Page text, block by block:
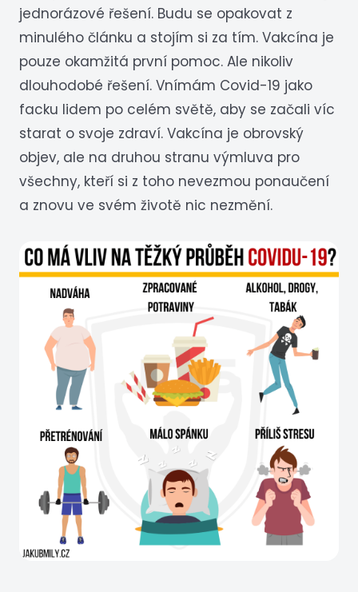
jednorázové řešení. Budu se opakovat z
minulého článku a stojím si za tím. Vakcína je
pouze okamžitá první pomoc. Ale nikoliv
dlouhodobé řešení. Vnímám Covid-19 jako
facku lidem po celém světě, aby se začali víc
starat o svoje zdraví. Vakcína je obrovský
objev, ale na druhou stranu výmluva pro
všechny, kteří si z toho nevezmou ponaučení
a znovu ve svém životě nic nezmění.